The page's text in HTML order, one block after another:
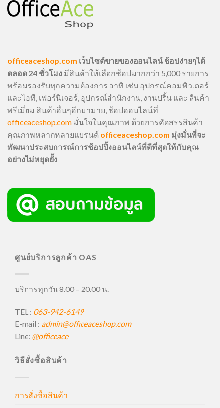
officeaceshop.com เว็บไซต์ขายของออนไลน์ ช้อปง่ายๆได้
ตลอด 24 ชั่วโมง มีสินค้าให้เลือกช้อปมากกว่า 5,000 รายการ
พร้อมรองรับทุกความต้องการ อาทิ เช่น อุปกรณ์คอมพิวเตอร์
และไอที, เฟอร์นิเจอร์, อุปกรณ์สำนักงาน, งานปริ้น และ สินค้า
พรีเมี่ยม สินค้าอื่นๆอีกมามาย, ช้อปออนไลน์ที่
officeaceshop.com มั่นใจในคุณภาพ ด้วยการคัดสรรสินค้า
คุณภาพหลากหลายแบรนด์ officeaceshop.com มุ่งมั่นที่จะ
พัฒนาประสบการณ์การช้อปปิ้งออนไลน์ที่ดีที่สุดให้กับคุณ
อย่างไม่หยุดยั้ง
ศูนย์บริการลูกค้า OAS
บริการทุกวัน 8.00 – 20.00 น.
TEL : 063-942-6149
E-mail : admin@officeaceshop.com
Line: @officeace
วิธีสั่งซื้อสินค้า
การสั่งซื้อสินค้า